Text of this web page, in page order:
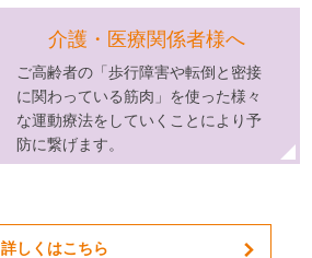
介護・医療関係者様へ
ご高齢者の「歩行障害や転倒と密接
に関わっている筋肉」を使った様々
な運動療法をしていくことにより予
防に繋げます。
詳しくはこちら